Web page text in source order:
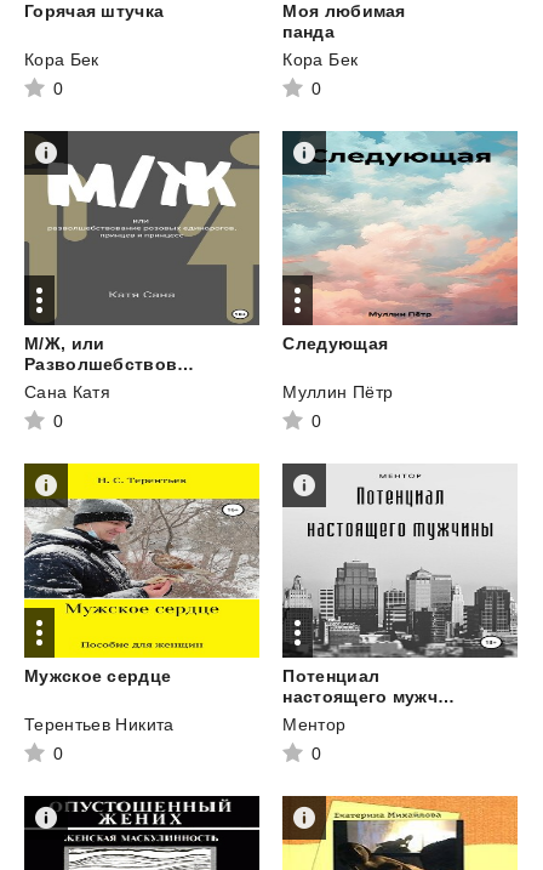
Горячая штучка
Кора Бек
0
Моя любимая
панда
Кора Бек
0
М/Ж, или
Разволшебствование розовых единорогов, принцев и принцесс
Сана Катя
0
Следующая
Муллин Пётр
0
Мужское сердце
Терентьев Никита
0
Потенциал
настоящего мужчины
Ментор
0